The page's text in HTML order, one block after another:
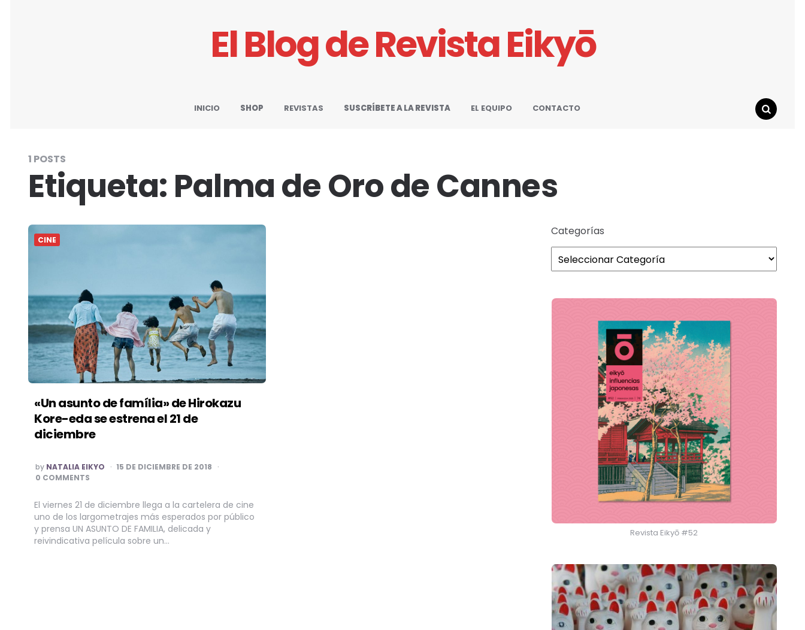
El Blog de Revista Eikyō
INICIO SHOP REVISTAS SUSCRÍBETE A LA REVISTA EL EQUIPO
CONTACTO
1 POSTS
Etiqueta: Palma de Oro de Cannes
CINE
«Un asunto de família» de Hirokazu
Kore-eda se estrena el 21 de
diciembre
POSTED
BY
by NATALIA EIKYO
15 DE DICIEMBRE DE 2018
0 COMMENTS
El viernes 21 de diciembre llega a la cartelera de cine
uno de los largometrajes más esperados por público
y prensa UN ASUNTO DE FAMILIA, delicada y
reivindicativa película sobre un…
Categorías
Revista Eikyō #52